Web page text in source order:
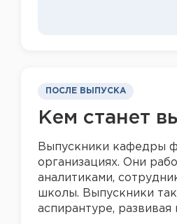
ПОСЛЕ ВЫПУСКА
Кем станет
Выпускники кафедры
организациях. Они
аналитиками,
школы. Выпускники
аспирантуре,